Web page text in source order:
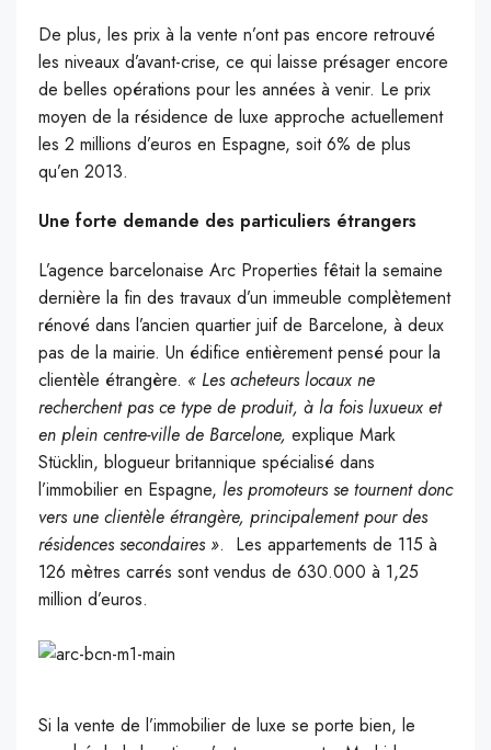
De plus, les prix à la vente n’ont pas encore retrouvé
les niveaux d’avant-crise, ce qui laisse présager encore
de belles opérations pour les années à venir. Le prix
moyen de la résidence de luxe approche actuellement
les 2 millions d’euros en Espagne, soit 6% de plus
qu’en 2013.
Une forte demande des particuliers étrangers
L’agence barcelonaise Arc Properties fêtait la semaine
dernière la fin des travaux d’un immeuble complètement
rénové dans l’ancien quartier juif de Barcelone, à deux
pas de la mairie. Un édifice entièrement pensé pour la
clientèle étrangère. « Les acheteurs locaux ne
recherchent pas ce type de produit, à la fois luxueux et
en plein centre-ville de Barcelone, explique Mark
Stücklin, blogueur britannique spécialisé dans
l’immobilier en Espagne, les promoteurs se tournent donc
vers une clientèle étrangère, principalement pour des
résidences secondaires ». Les appartements de 115 à
126 mètres carrés sont vendus de 630.000 à 1,25
million d’euros.
Si la vente de l’immobilier de luxe se porte bien, le